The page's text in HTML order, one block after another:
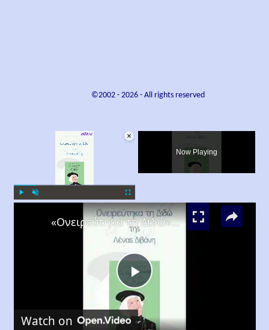
©2002 - 2026- All rights reserved
×
Now Playing
Play
Video
«Ονειρεύτηκα τη Διδώ», Λένα Διβάνη
Watch on